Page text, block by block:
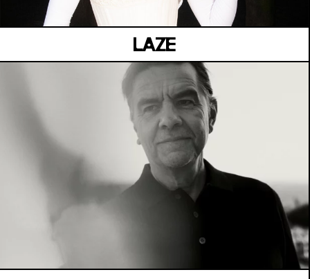
LAZE
MANOIR DE KEROUAL